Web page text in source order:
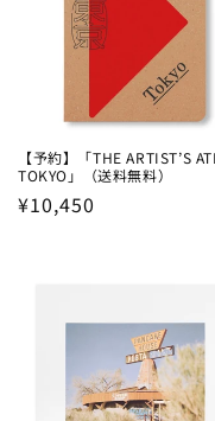
【予約】「THE ARTIST’S
TOKYO」（送料無料）
Regular
¥10,450